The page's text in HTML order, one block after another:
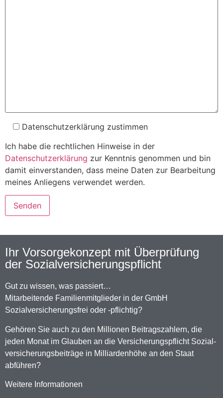
Datenschutzerklärung zustimmen
Ich habe die rechtlichen Hinweise in der
Datenschutzerklärung zur Kenntnis genommen und bin
damit einverstanden, dass meine Daten zur Bearbeitung
meines Anliegens verwendet werden.
Ihr Vorsorgekonzept mit Überprüfung
der Sozialversicherungspflicht
Gut zu wissen, was passiert…
Mitarbeitende Familienmitglieder in der GmbH
Sozialversicherungsfrei oder -pflichtig?
Gehören Sie auch zu den Millionen Beitragszahlern, die
jeden Monat im Glauben an die Versicherungspflicht Sozial-
versicherungsbeiträge in Milliardenhöhe an den Staat
abführen?
Weitere Informationen